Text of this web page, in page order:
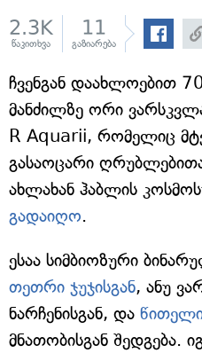
2.3K
წაკითხვა
11
გაზიარება
ჩვენგან დაახლოებით
მანძილზე ორი
R Aquarii, რომელიც
გასაოცარი
ახლახან ჰაბლის
გადაიღო.
ესაა სიმბიოზური
თეთრი ჯუჯისგან, ანუ
ნარჩენისგან, და წითელი
მნათობისგან შედგება.